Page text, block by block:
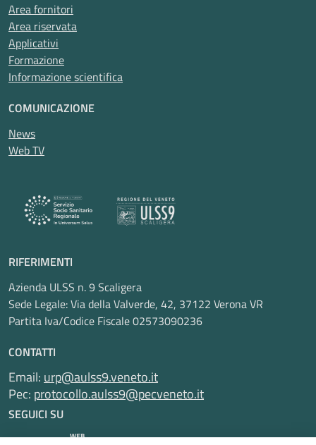
Area fornitori
Area riservata
Applicativi
Formazione
Informazione scientifica
COMUNICAZIONE
News
Web TV
RIFERIMENTI
Azienda ULSS n. 9 Scaligera
Sede Legale: Via della Valverde, 42, 37122 Verona VR
Partita Iva/Codice Fiscale 02573090236
CONTATTI
Email: urp@aulss9.veneto.it
Pec: protocollo.aulss9@pecveneto.it
SEGUICI SU